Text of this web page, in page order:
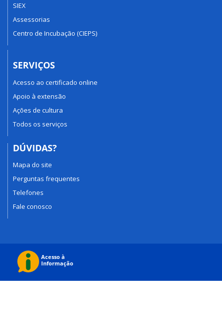
SIEX
Assessorias
Centro de Incubação (CIEPS)
SERVIÇOS
Acesso ao certificado online
Apoio à extensão
Ações de cultura
Todos os serviços
DÚVIDAS?
Mapa do site
Perguntas frequentes
Telefones
Fale conosco